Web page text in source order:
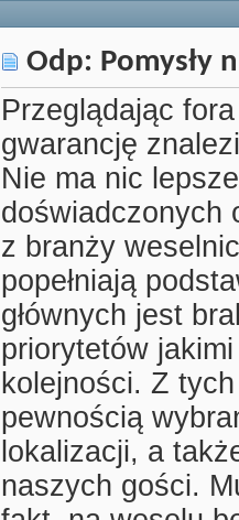
Odp: Pomysły
Przeglądając
gwarancję
Nie ma nic
doświadczonych
z branży
popełniają
głównych jest
priorytetów
kolejności. Z
pewnością
lokalizacji, a
naszych gości.